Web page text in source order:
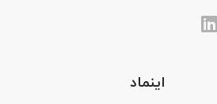
اینماد